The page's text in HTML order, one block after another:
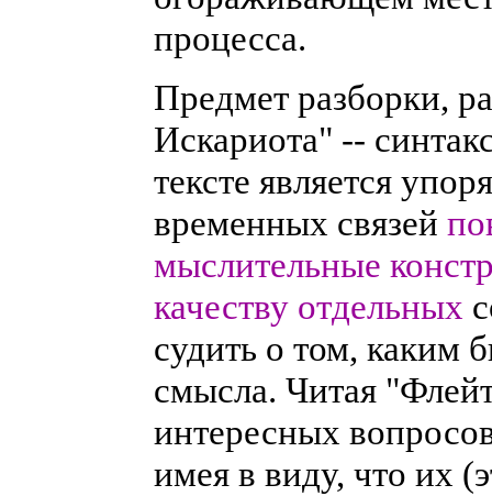
процесса.
Предмет разборки,
Искариота" --
тексте является
временных связей
мыслительные
качеству отдельных
судить о том, каким
смысла. Читая
интересных
имея в виду, что их